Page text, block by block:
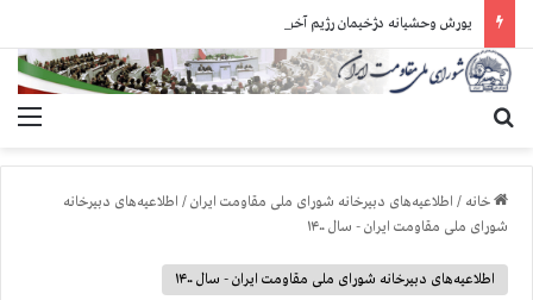
خانه / اطلاعیه‌های دبیرخانه شورای ملی مقاومت ایران/ اطلاعیه‌های دبیرخانه
شورای ملی مقاومت ایران - سال ۱۴۰۰
اطلاعیه‌های دبیرخانه شورای ملی مقاومت ایران - سال ۱۴۰۰